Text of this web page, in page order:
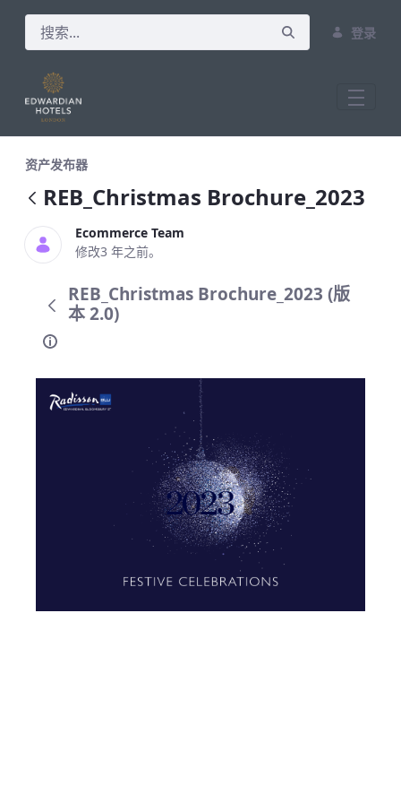
登录
资产发布器
REB_Christmas Brochure_2023
Ecommerce Team
修改3 年之前。
REB_Christmas Brochure_2023 (版
本 2.0)